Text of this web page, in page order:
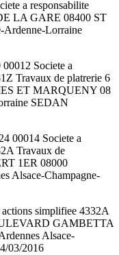
a responsabilite
LA GARE 08400 ST
Ardenne-Lorraine
Societe a
Travaux de platrerie 6
ET MARQUENY 08
SEDAN
00014 Societe a
Travaux de
1ER 08000
Alsace-Champagne-
simplifiee 4332A
GAMBETTA
Alsace-
03/2016